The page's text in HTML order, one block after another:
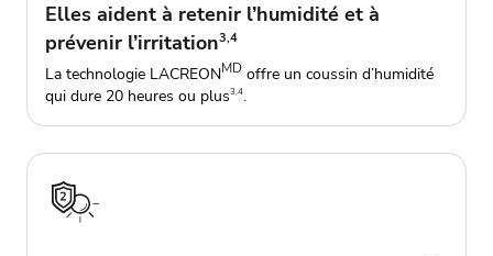
Elles aident à retenir l’humidité et à
prévenir l’irritation3,4
La technologie LACREONMD offre un coussin d’humidité
qui dure 20 heures ou plus3,4.